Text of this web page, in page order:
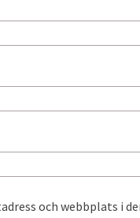
och webbplats i